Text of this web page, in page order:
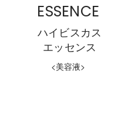
ESSENCE
ハイビスカス
エッセンス
<美容液>